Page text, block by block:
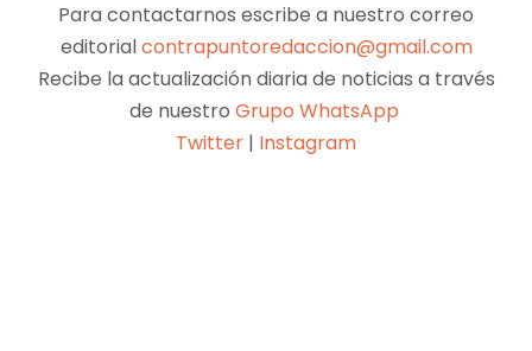
Para contactarnos escribe a nuestro correo
editorialcontrapuntoredaccion@gmail.com
Recibe la actualización diaria de noticias a través
de nuestro Grupo WhatsApp
Twitter | Instagram